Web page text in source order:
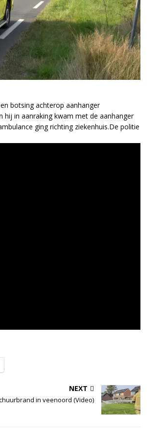
botsing achterop aanhanger
in aanraking kwam met de aanhanger
ging richting ziekenhuis.De politie
NEXT
in veenoord (Video)